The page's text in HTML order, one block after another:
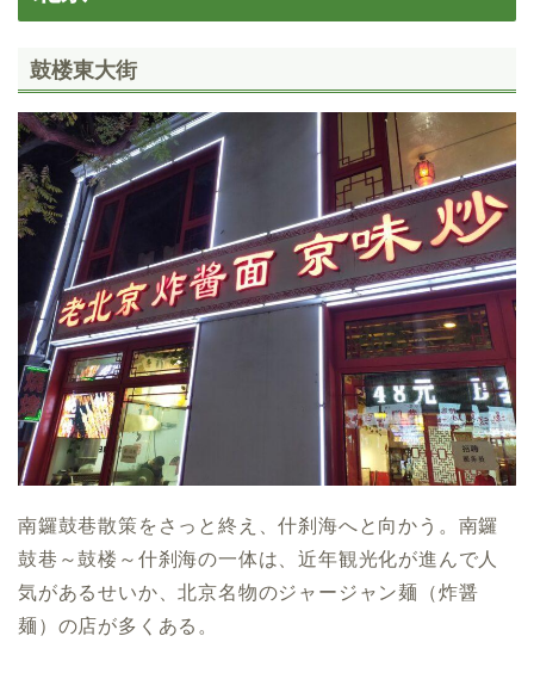
鼓楼東大街
南鑼鼓巷散策をさっと終え、什刹海へと向かう。南鑼
鼓巷～鼓楼～什刹海の一体は、近年観光化が進んで人
気があるせいか、北京名物のジャージャン麺（炸醤
麺）の店が多くある。